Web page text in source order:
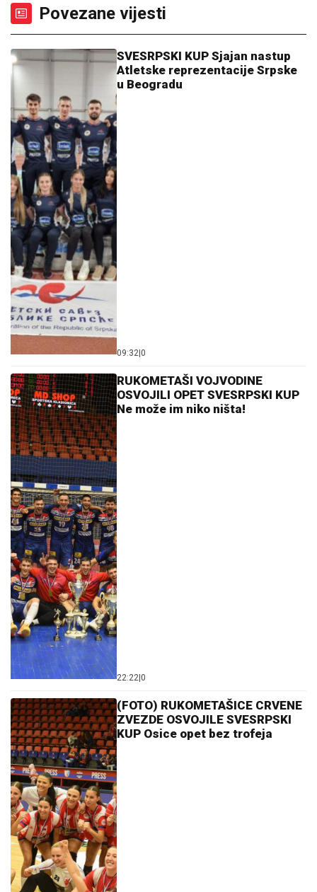
Povezane vijesti
SVESRPSKI KUP Sjajan nastup
Atletske reprezentacije Srpske
u Beogradu
09:32 0
RUKOMETAŠI VOJVODINE
OSVOJILI OPET SVESRPSKI KUP
Ne može im niko ništa!
22:22 0
(FOTO) RUKOMETAŠICE CRVENE
ZVEZDE OSVOJILE SVESRPSKI
KUP Osice opet bez trofeja